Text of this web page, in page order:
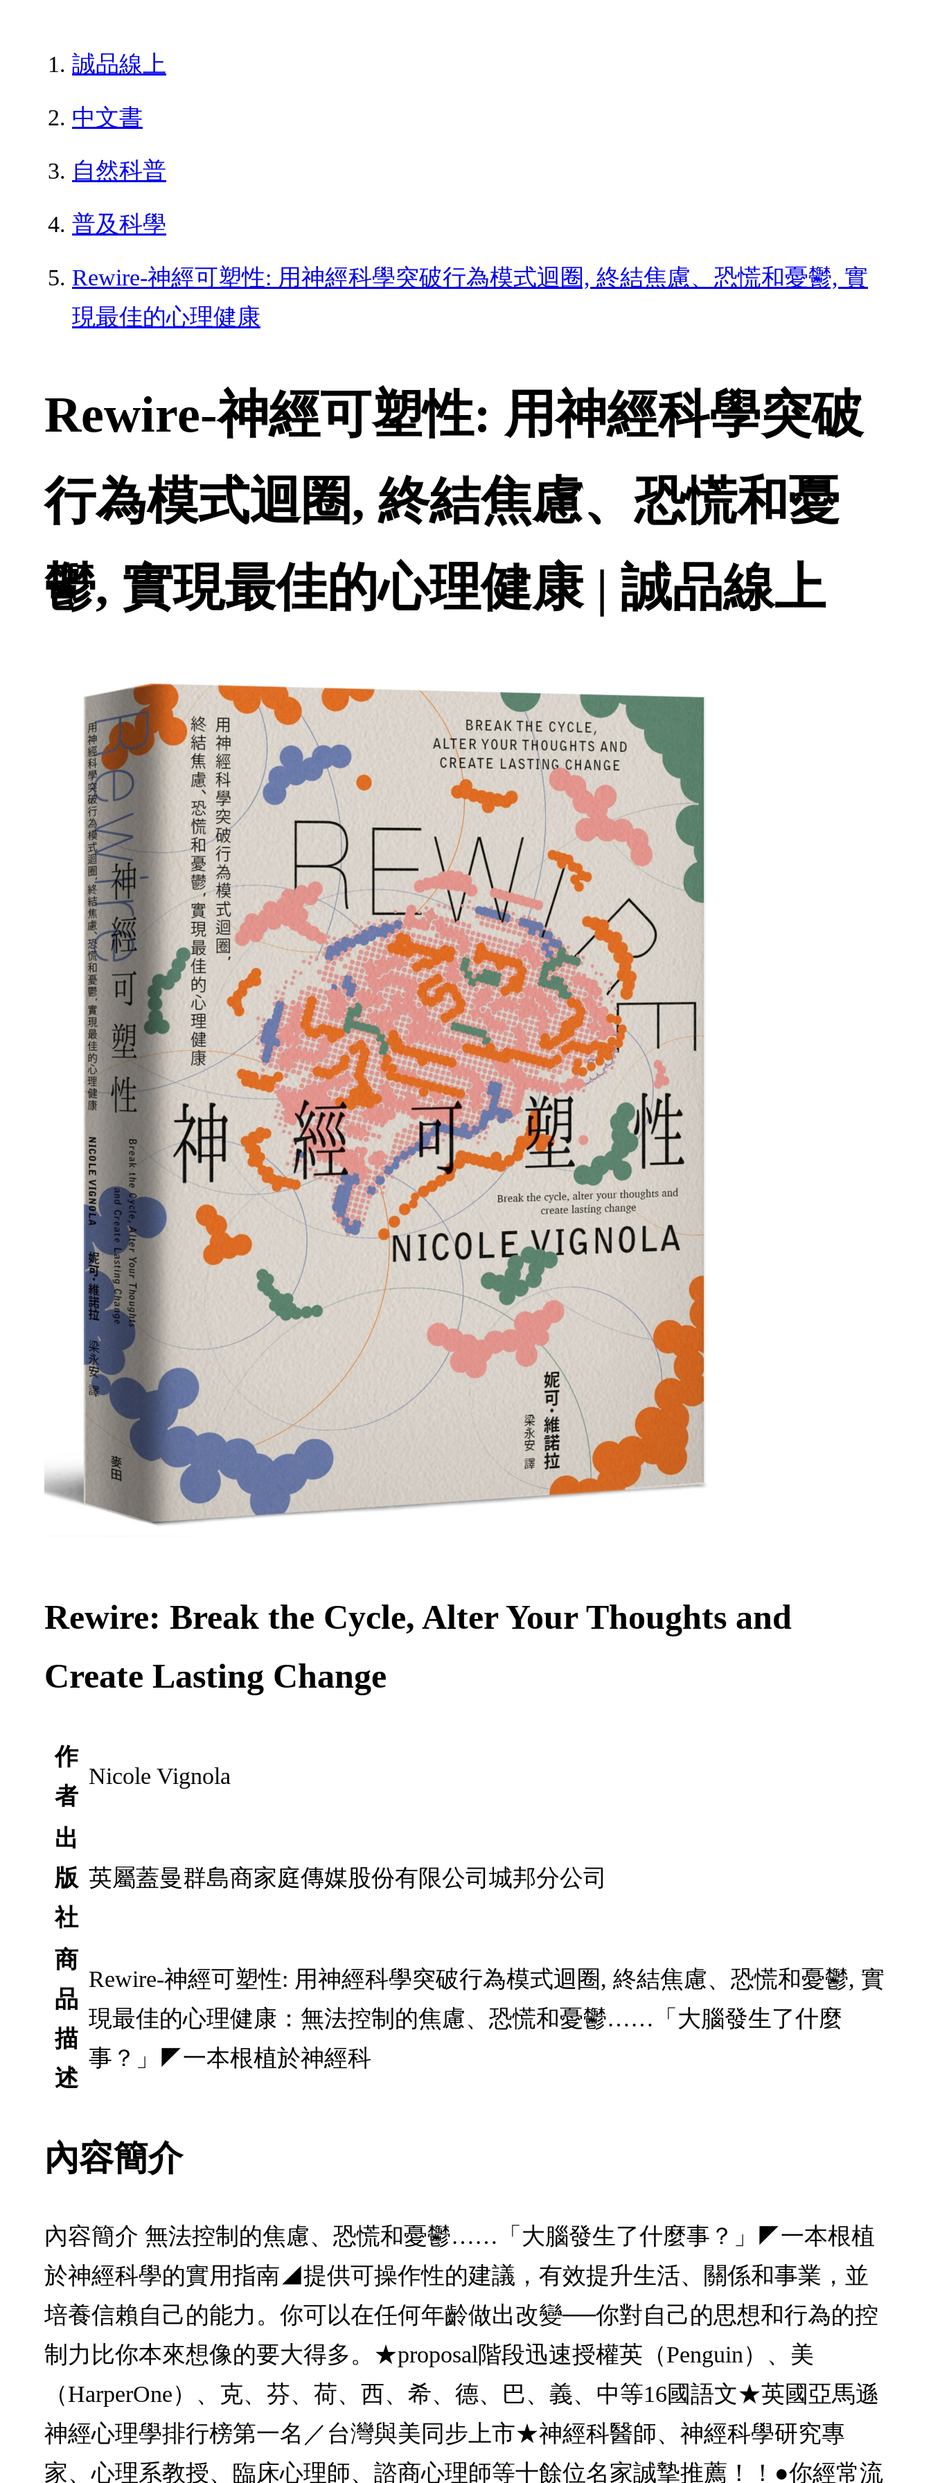
誠品線上
中文書
自然科普
普及科學
Rewire-神經可塑性: 用神經科學突破行為模式迴圈, 終結焦慮、恐慌和憂鬱, 實
現最佳的心理健康
Rewire-神經可塑性: 用神經科學突破
行為模式迴圈, 終結焦慮、恐慌和憂
鬱, 實現最佳的心理健康 | 誠品線上
Rewire: Break the Cycle, Alter Your Thoughts and
Create Lasting Change
作
者
Nicole Vignola
出
版
社
英屬蓋曼群島商家庭傳媒股份有限公司城邦分公司
商
品
描
述
Rewire-神經可塑性: 用神經科學突破行為模式迴圈, 終結焦慮、恐慌和憂鬱, 實
現最佳的心理健康：無法控制的焦慮、恐慌和憂鬱……「大腦發生了什麼
事？」◤一本根植於神經科
內容簡介
內容簡介 無法控制的焦慮、恐慌和憂鬱……「大腦發生了什麼事？」◤一本根植
於神經科學的實用指南◢提供可操作性的建議，有效提升生活、關係和事業，並
培養信賴自己的能力。你可以在任何年齡做出改變──你對自己的思想和行為的控
制力比你本來想像的要大得多。★proposal階段迅速授權英（Penguin）、美
（HarperOne）、克、芬、荷、西、希、德、巴、義、中等16國語文★英國亞馬遜
神經心理學排行榜第一名／台灣與美同步上市★神經科醫師、神經科學研究專
家、心理系教授、臨床心理師、諮商心理師等十餘位名家誠摯推薦！！●你經常流